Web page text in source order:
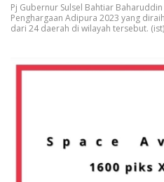
Pj Gubernur Sulsel Bahtiar
Penghargaan Adipura 2023 yang
dari 24 daerah di wilayah tersebut. (ist)